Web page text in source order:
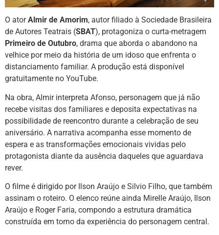
O atorAlmir de Amorim, autor filiado à Sociedade Brasileira
de Autores Teatrais (SBAT), protagoniza o curta-metragem
Primeiro de Outubro, drama que aborda o abandono na
velhice por meio da história de um idoso que enfrenta o
distanciamento familiar. A produção está disponível
gratuitamente no YouTube.
Na obra, Almir interpreta Afonso, personagem que já não
recebe visitas dos familiares e deposita expectativas na
possibilidade de reencontro durante a celebração de seu
aniversário. A narrativa acompanha esse momento de
espera e as transformações emocionais vividas pelo
protagonista diante da ausência daqueles que aguardava
rever.
O filme é dirigido por Ilson Araújo e Silvio Filho, que também
assinam o roteiro. O elenco reúne ainda Mirelle Araújo, Ilson
Araújo e Roger Faria, compondo a estrutura dramática
construída em torno da experiência do personagem central.